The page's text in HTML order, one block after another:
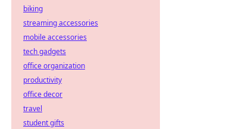
biking
streaming accessories
mobile accessories
tech gadgets
office organization
productivity
office decor
travel
student gifts